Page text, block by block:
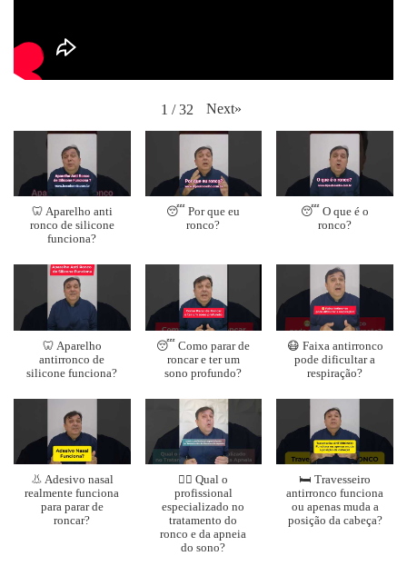
1 / 32 Next»
🦷 Aparelho anti
ronco de silicone
funciona?
😴 Por que eu
ronco?
😴 O que é o
ronco?
🦷 Aparelho
antirronco de
silicone funciona?
😴 Como parar de
roncar e ter um
sono profundo?
😷 Faixa antirronco
pode dificultar a
respiração?
👃 Adesivo nasal
realmente funciona
para parar de
roncar?
👨‍⚕️ Qual o
profissional
especializado no
tratamento do
ronco e da apneia
do sono?
🛏️ Travesseiro
antirronco funciona
ou apenas muda a
posição da cabeça?